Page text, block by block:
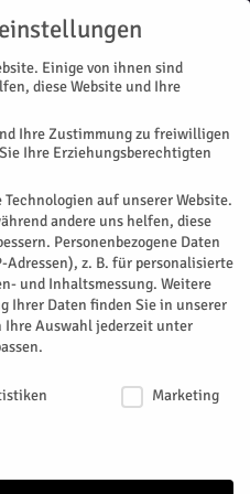
Weil Sprache der
Damit erhalten 14
Sprachförderung durch den
Einige von ihnen sind
diese Website und Ihre
Ihre Zustimmung zu freiwilligen
Ihre Erziehungsberechtigten
auf unserer Website.
andere uns helfen, diese
Personenbezogene Daten
Adressen), z. B. für personalisierte
und Inhaltsmessung. Weitere
Ihrer Daten finden Sie in unserer
Ihre Auswahl jederzeit unter
Marketing